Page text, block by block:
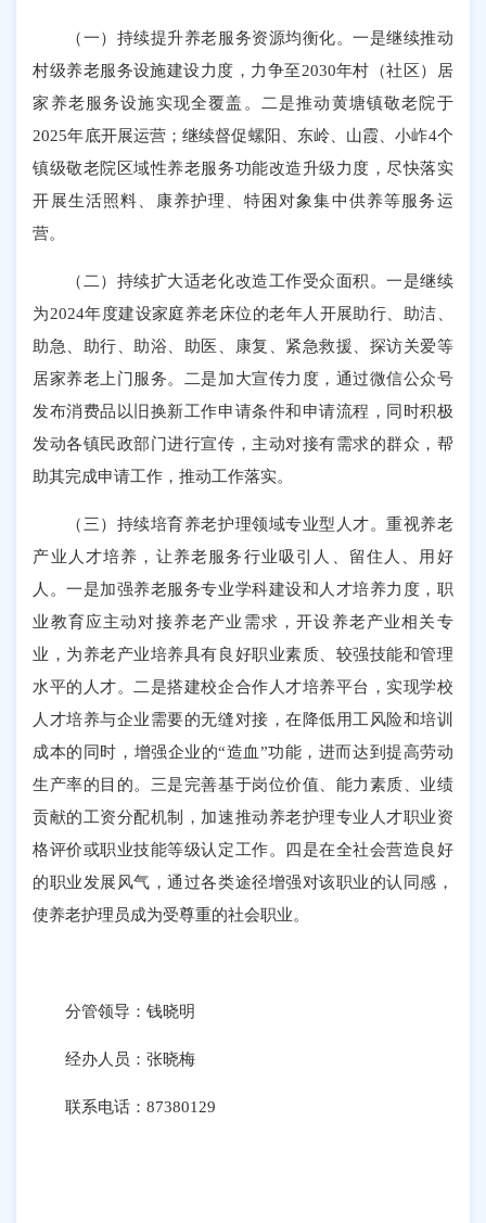
（一）持续提升养老服务资源均衡化。一是继续推动
村级养老服务设施建设力度，力争至2030年村（社区）居
家养老服务设施实现全覆盖。二是推动黄塘镇敬老院于
2025年底开展运营；继续督促螺阳、东岭、山霞、小岞4个
镇级敬老院区域性养老服务功能改造升级力度，尽快落实
开展生活照料、康养护理、特困对象集中供养等服务运
营。
（二）持续扩大适老化改造工作受众面积。一是继续
为2024年度建设家庭养老床位的老年人开展助行、助洁、
助急、助行、助浴、助医、康复、紧急救援、探访关爱等
居家养老上门服务。二是加大宣传力度，通过微信公众号
发布消费品以旧换新工作申请条件和申请流程，同时积极
发动各镇民政部门进行宣传，主动对接有需求的群众，帮
助其完成申请工作，推动工作落实。
（三）持续培育养老护理领域专业型人才。重视养老
产业人才培养，让养老服务行业吸引人、留住人、用好
人。一是加强养老服务专业学科建设和人才培养力度，职
业教育应主动对接养老产业需求，开设养老产业相关专
业，为养老产业培养具有良好职业素质、较强技能和管理
水平的人才。二是搭建校企合作人才培养平台，实现学校
人才培养与企业需要的无缝对接，在降低用工风险和培训
成本的同时，增强企业的“造血”功能，进而达到提高劳动
生产率的目的。三是完善基于岗位价值、能力素质、业绩
贡献的工资分配机制，加速推动养老护理专业人才职业资
格评价或职业技能等级认定工作。四是在全社会营造良好
的职业发展风气，通过各类途径增强对该职业的认同感，
使养老护理员成为受尊重的社会职业。
分管领导：钱晓明
经办人员：张晓梅
联系电话：87380129